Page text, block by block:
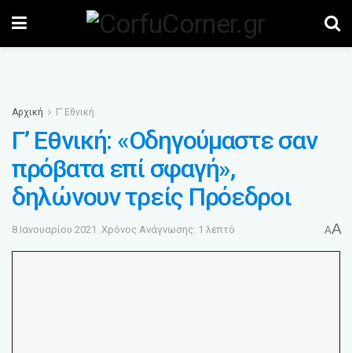
Αρχική Γ’ Εθνική
Γ’ Εθνική: «Οδηγούμαστε σαν
πρόβατα επί σφαγή»,
δηλώνουν τρείς Πρόεδροι
8 Ιανουαρίου 2021 Χρόνος Ανάγνωσης: 1 λεπτό AA